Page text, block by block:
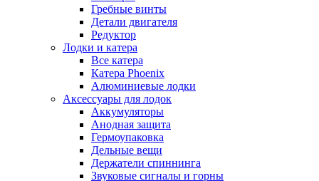
Гребные винты
Детали двигателя
Редуктор
Лодки и катера
Все катера
Катера Phoenix
Алюминиевые лодки
Аксессуары для лодок
Аккумуляторы
Анодная защита
Гермоупаковка
Дельные вещи
Держатели спиннинга
Звуковые сигналы и горны